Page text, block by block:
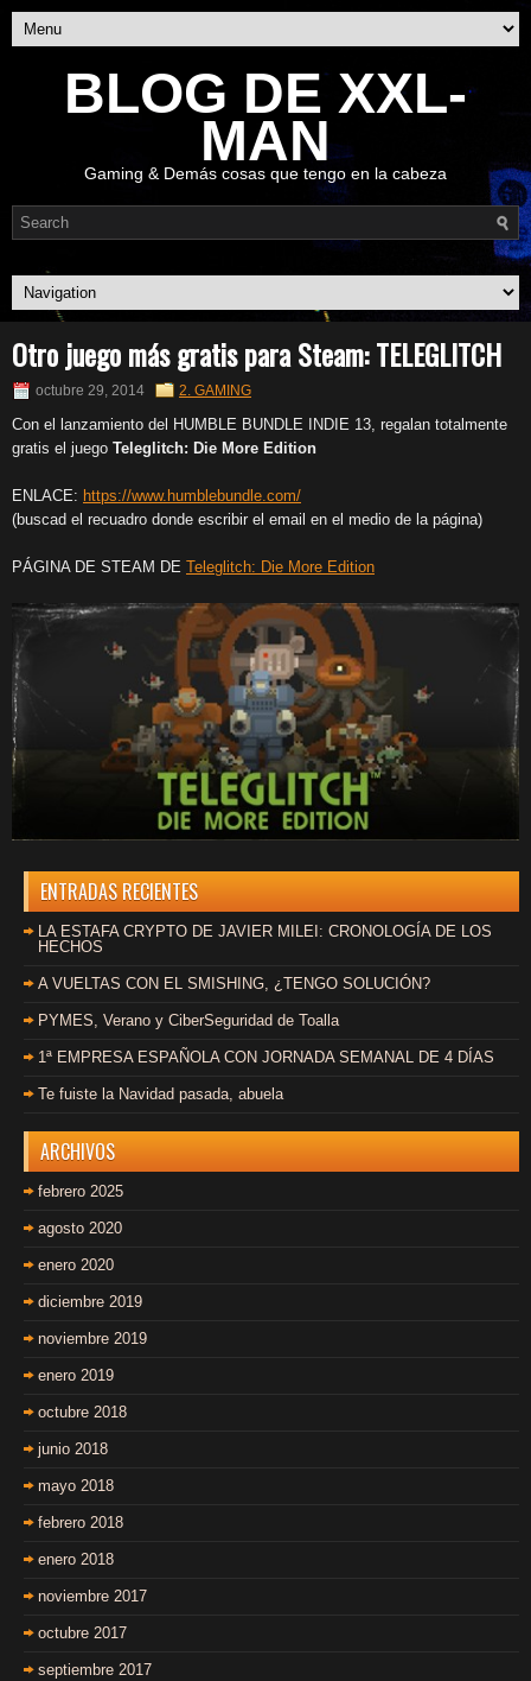
BLOG DE XXL-
MAN
Gaming & Demás cosas que tengo en la cabeza
Otro juego más gratis para Steam: TELEGLITCH
octubre 29, 2014 2. GAMING
Con el lanzamiento del HUMBLE BUNDLE INDIE 13, regalan totalmente
gratis el juego Teleglitch: Die More Edition
ENLACE: https://www.humblebundle.com/
(buscad el recuadro donde escribir el email en el medio de la página)
PÁGINA DE STEAM DE Teleglitch: Die More Edition
ENTRADAS RECIENTES
LA ESTAFA CRYPTO DE JAVIER MILEI: CRONOLOGÍA DE LOS
HECHOS
A VUELTAS CON EL SMISHING, ¿TENGO SOLUCIÓN?
PYMES, Verano y CiberSeguridad de Toalla
1ª EMPRESA ESPAÑOLA CON JORNADA SEMANAL DE 4 DÍAS
Te fuiste la Navidad pasada, abuela
ARCHIVOS
febrero 2025
agosto 2020
enero 2020
diciembre 2019
noviembre 2019
enero 2019
octubre 2018
junio 2018
mayo 2018
febrero 2018
enero 2018
noviembre 2017
octubre 2017
septiembre 2017